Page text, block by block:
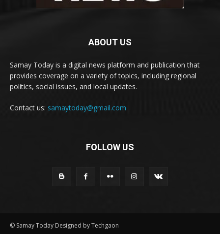
ABOUT US
Samay Today is a digital news platform and publication that
provides coverage on a variety of topics, including regional
politics, social issues, and local updates.
Contact us: samaytoday@gmail.com
FOLLOW US
© Samay Today Designed by Techgaon